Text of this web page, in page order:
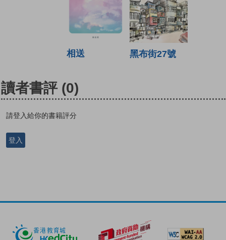
相送 黑布街27號
讀者書評 (0)
請登入給你的書籍評分
登入